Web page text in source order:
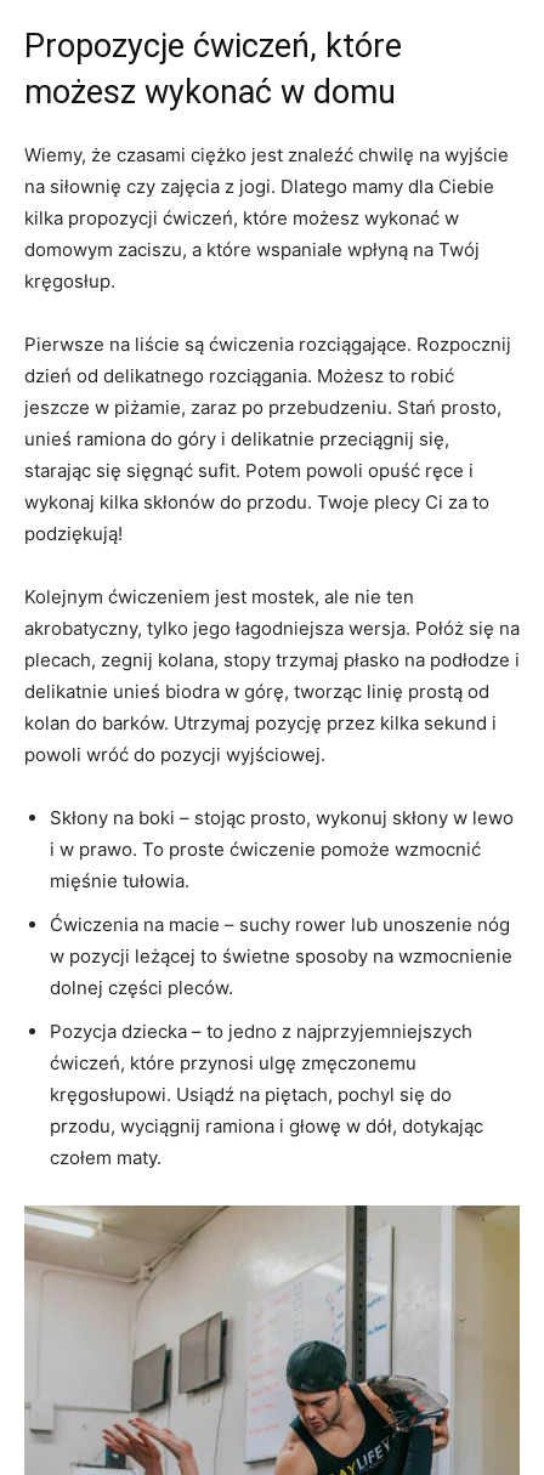
Propozycje ćwiczeń, które
możesz wykonać w domu
Wiemy, że czasami ciężko jest znaleźć chwilę na wyjście
na siłownię czy zajęcia z jogi. Dlatego mamy dla Ciebie
kilka propozycji ćwiczeń, które możesz wykonać w
domowym zaciszu, a które wspaniale wpłyną na Twój
kręgosłup.
Pierwsze na liście są ćwiczenia rozciągające. Rozpocznij
dzień od delikatnego rozciągania. Możesz to robić
jeszcze w piżamie, zaraz po przebudzeniu. Stań prosto,
unieś ramiona do góry i delikatnie przeciągnij się,
starając się sięgnąć sufit. Potem powoli opuść ręce i
wykonaj kilka skłonów do przodu. Twoje plecy Ci za to
podziękują!
Kolejnym ćwiczeniem jest mostek, ale nie ten
akrobatyczny, tylko jego łagodniejsza wersja. Połóż się na
plecach, zegnij kolana, stopy trzymaj płasko na podłodze i
delikatnie unieś biodra w górę, tworząc linię prostą od
kolan do barków. Utrzymaj pozycję przez kilka sekund i
powoli wróć do pozycji wyjściowej.
Skłony na boki – stojąc prosto, wykonuj skłony w lewo
i w prawo. To proste ćwiczenie pomoże wzmocnić
mięśnie tułowia.
Ćwiczenia na macie – suchy rower lub unoszenie nóg
w pozycji leżącej to świetne sposoby na wzmocnienie
dolnej części pleców.
Pozycja dziecka – to jedno z najprzyjemniejszych
ćwiczeń, które przynosi ulgę zmęczonemu
kręgosłupowi. Usiądź na piętach, pochyl się do
przodu, wyciągnij ramiona i głowę w dół, dotykając
czołem maty.